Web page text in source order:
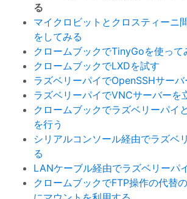
る
マイクロビットとクロスティーニ
をしてみる
クロームブックでTinyGoを使って
クロームブックでLXDを試す
ラズベリーパイでOpenSSHサー
ラズベリーパイでVNCサーバーを
クロームブックでラズベリーパイ
を行う
シリアルコンソール経由でラズベ
る
LANケーブル経由でラズベリーパ
クロームブックでFTP操作の代替